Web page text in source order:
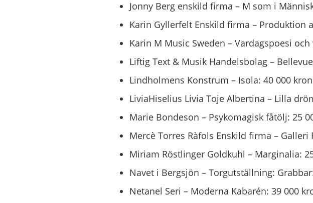
Jonny Berg enskild firma – M som i
Karin Gyllerfelt Enskild firma – Produktion
Karin M Music Sweden – Vardagspoesi
Liftig Text & Musik Handelsbolag –
Lindholmens Konstrum – Isola: 40 000
LiviaHiselius Livia Toje Albertina – Lilla
Marie Bondeson – Psykomagisk fåtölj: 25
Mercè Torres Ràfols Enskild firma –
Miriam Röstlinger Goldkuhl – Marginalia:
Navet i Bergsjön – Torgutställning:
Netanel Seri – Moderna Kabarén: 39 000